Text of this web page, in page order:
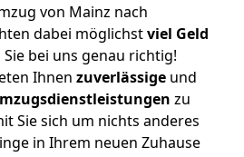
von Mainz nach
dabei möglichstviel Geld
bei uns genau richtig!
Ihnen zuverlässige und
zu
Sie sich um nichts anderes
in Ihrem neuen Zuhause